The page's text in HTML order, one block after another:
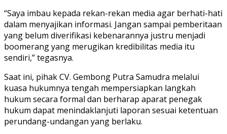
“Saya imbau kepada rekan-rekan media agar berhati-hati
dalam menyajikan informasi. Jangan sampai pemberitaan
yang belum diverifikasi kebenarannya justru menjadi
boomerang yang merugikan kredibilitas media itu
sendiri,” tegasnya.
Saat ini, pihak CV. Gembong Putra Samudra melalui
kuasa hukumnya tengah mempersiapkan langkah
hukum secara formal dan berharap aparat penegak
hukum dapat menindaklanjuti laporan sesuai ketentuan
perundang-undangan yang berlaku.